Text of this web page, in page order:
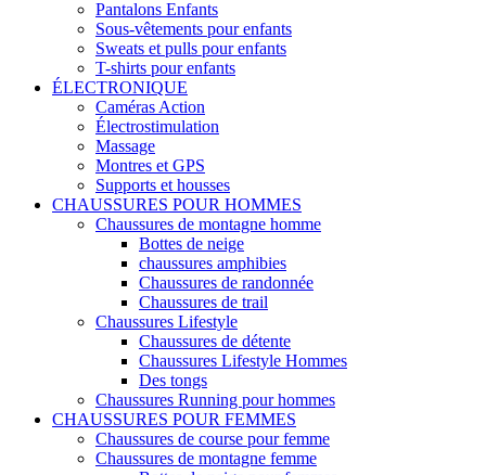
Pantalons Enfants
Sous-vêtements pour enfants
Sweats et pulls pour enfants
T-shirts pour enfants
ÉLECTRONIQUE
Caméras Action
Électrostimulation
Massage
Montres et GPS
Supports et housses
CHAUSSURES POUR HOMMES
Chaussures de montagne homme
Bottes de neige
chaussures amphibies
Chaussures de randonnée
Chaussures de trail
Chaussures Lifestyle
Chaussures de détente
Chaussures Lifestyle Hommes
Des tongs
Chaussures Running pour hommes
CHAUSSURES POUR FEMMES
Chaussures de course pour femme
Chaussures de montagne femme